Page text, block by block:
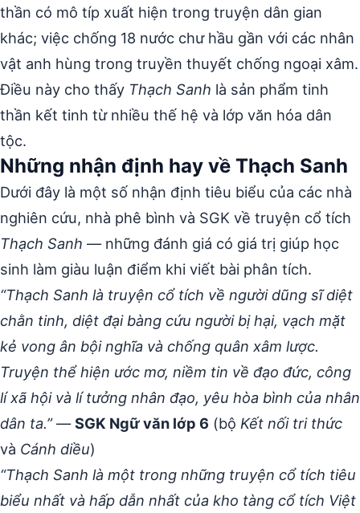
thần có mô típ xuất hiện trong truyện dân gian
khác; việc chống 18 nước chư hầu gần với các nhân
vật anh hùng trong truyền thuyết chống ngoại xâm.
Điều này cho thấy Thạch Sanh là sản phẩm tinh
thần kết tinh từ nhiều thế hệ và lớp văn hóa dân
tộc.
Những nhận định hay về Thạch Sanh
Dưới đây là một số nhận định tiêu biểu của các nhà
nghiên cứu, nhà phê bình và SGK về truyện cổ tích
Thạch Sanh — những đánh giá có giá trị giúp học
sinh làm giàu luận điểm khi viết bài phân tích.
“Thạch Sanh là truyện cổ tích về người dũng sĩ diệt
chằn tinh, diệt đại bàng cứu người bị hại, vạch mặt
kẻ vong ân bội nghĩa và chống quân xâm lược.
Truyện thể hiện ước mơ, niềm tin về đạo đức, công
lí xã hội và lí tưởng nhân đạo, yêu hòa bình của nhân
dân ta.”—SGK Ngữ văn lớp 6 (bộ Kết nối tri thức
và Cánh diều)
“Thạch Sanh là một trong những truyện cổ tích tiêu
biểu nhất và hấp dẫn nhất của kho tàng cổ tích Việt